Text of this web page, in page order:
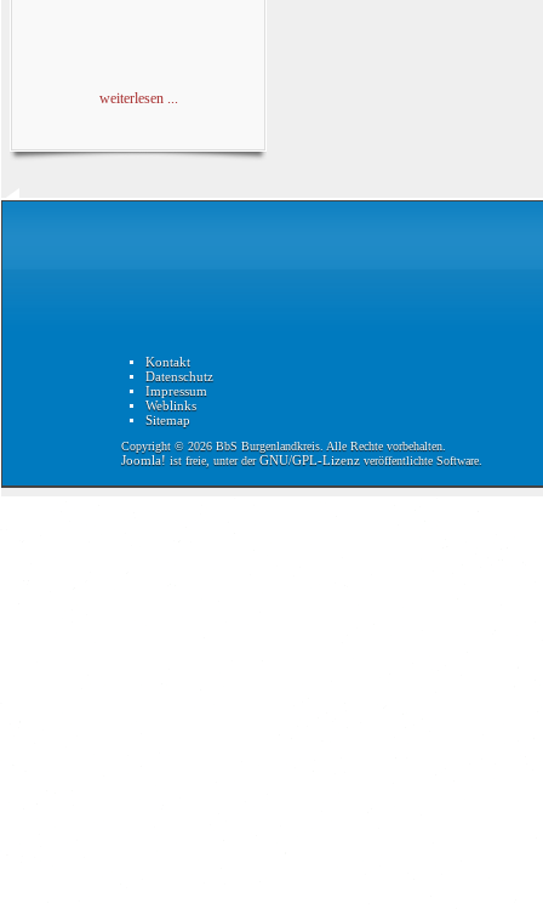
weiterlesen ...
Kontakt
Datenschutz
Impressum
Weblinks
Sitemap
Copyright © 2026 BbS Burgenlandkreis. Alle Rechte vorbehalten.
Joomla! ist freie, unter derGNU/GPL-Lizenzveröffentlichte Software.